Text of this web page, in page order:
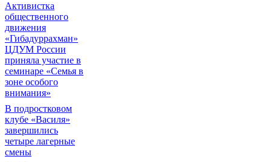
Активистка
общественного
движения
«Гибадуррахман»
ЦДУМ России
приняла участие в
семинаре «Семья в
зоне особого
внимания»
В подростковом
клубе «Василя»
завершились
четыре лагерные
смены